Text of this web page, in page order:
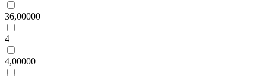
36,00000
4
4,00000